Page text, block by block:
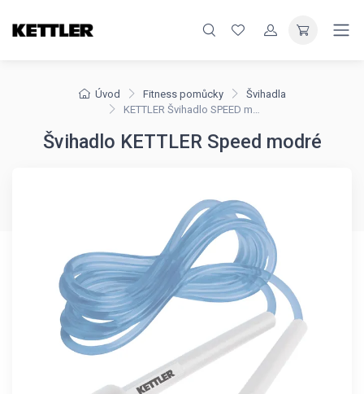
Úvod Fitness pomůcky
Švihadla
KETTLER Švihadlo SPEED modré
Švihadlo KETTLER Speed modré